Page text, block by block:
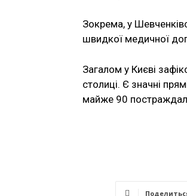
Зокрема, у
швидкої медичної
Загалом у Києві
столиці. Є значні
майже 90